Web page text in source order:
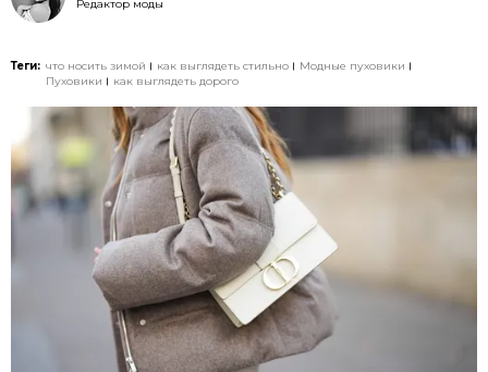
Редактор моды
Теги: что носить зимой как выглядеть стильно
Модные пуховики
Пуховики
как выглядеть дорого